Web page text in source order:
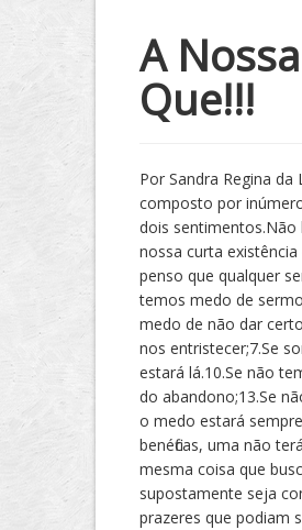
A
Que!!!
Por Sandra Regina da
composto por
dois sentimentos.Não
nossa curta
penso que qualquer
temos medo de
medo de não dar
nos entristecer;7.Se
estará lá.10.Se não
do abandono;13.Se
o medo estará
benéficas, uma não
mesma coisa que
supostamente seja
prazeres que podiam